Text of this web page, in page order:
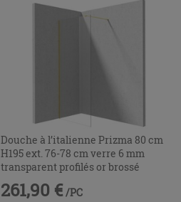
Douche à l’italienne Prizma 80 cm
H195 ext. 76-78 cm verre 6 mm
transparent profilés or brossé
261,90 € /PC